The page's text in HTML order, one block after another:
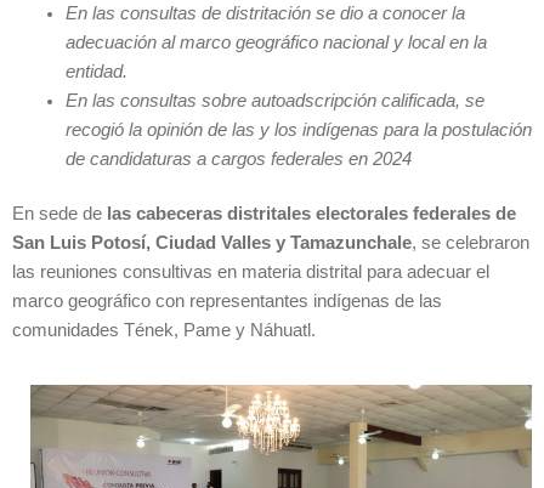
En las consultas de distritación se dio a conocer la
adecuación al marco geográfico nacional y local en la
entidad.
En las consultas sobre autoadscripción calificada, se
recogió la opinión de las y los indígenas para la postulación
de candidaturas a cargos federales en 2024
En sede de las cabeceras distritales electorales federales de
San Luis Potosí, Ciudad Valles y Tamazunchale, se celebraron
las reuniones consultivas en materia distrital para adecuar el
marco geográfico con representantes indígenas de las
comunidades Tének, Pame y Náhuatl.